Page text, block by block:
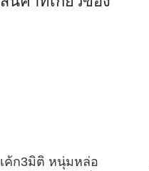
เค้ก3มิติ หนุ่มหล่อ